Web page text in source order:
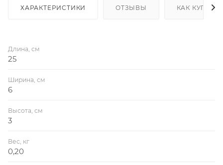
ХАРАКТЕРИСТИКИ ОТЗЫВЫ КАК КУПИТЬ
Длина, см
25
Ширина, см
6
Высота, см
3
Вес, кг
0,20